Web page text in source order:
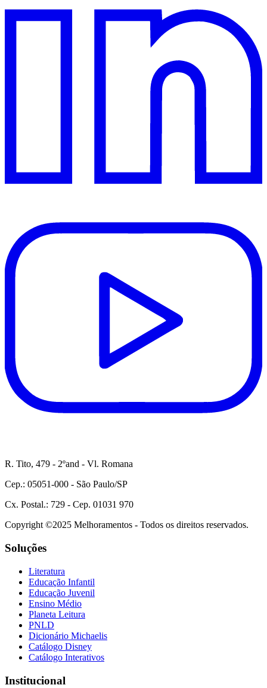
R. Tito, 479 - 2ºand - Vl. Romana
Cep.: 05051-000 - São Paulo/SP
Cx. Postal.: 729 - Cep. 01031 970
Copyright ©2025 Melhoramentos - Todos os direitos reservados.
Soluções
Literatura
Educação Infantil
Educação Juvenil
Ensino Médio
Planeta Leitura
PNLD
Dicionário Michaelis
Catálogo Disney
Catálogo Interativos
Institucional